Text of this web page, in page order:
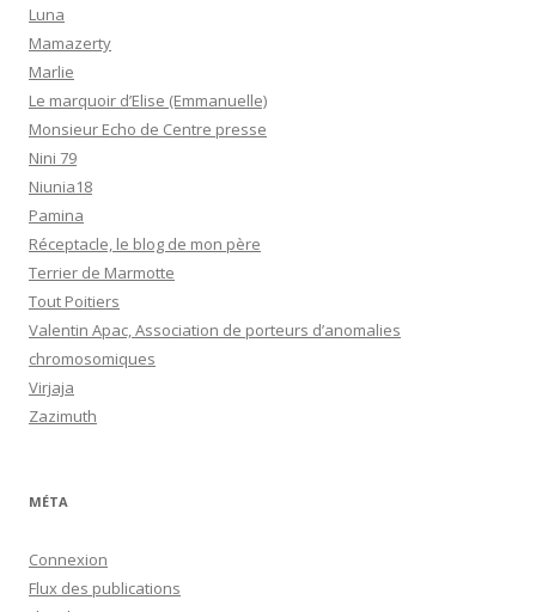
Luna
Mamazerty
Marlie
Le marquoir d’Elise (Emmanuelle)
Monsieur Echo de Centre presse
Nini 79
Niunia18
Pamina
Réceptacle, le blog de mon père
Terrier de Marmotte
Tout Poitiers
Valentin Apac, Association de porteurs d’anomalies
chromosomiques
Virjaja
Zazimuth
MÉTA
Connexion
Flux des publications